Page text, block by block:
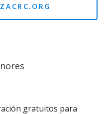
gratuitos para